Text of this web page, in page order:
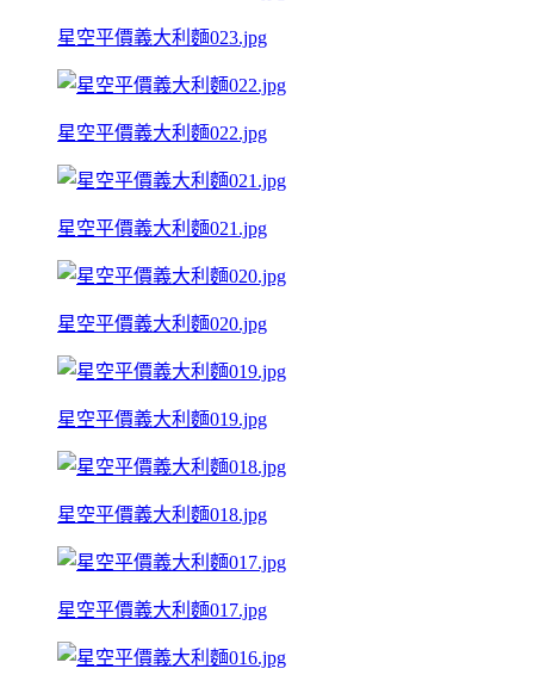
星空平價義大利麵023.jpg
星空平價義大利麵022.jpg
星空平價義大利麵021.jpg
星空平價義大利麵020.jpg
星空平價義大利麵019.jpg
星空平價義大利麵018.jpg
星空平價義大利麵017.jpg